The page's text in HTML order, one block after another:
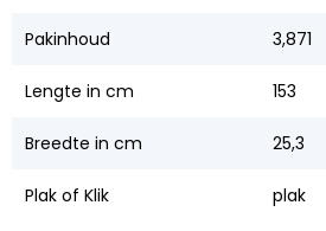
Pakinhoud 3,871
Lengte in cm 153
Breedte in cm 25,3
Plak of Klik plak